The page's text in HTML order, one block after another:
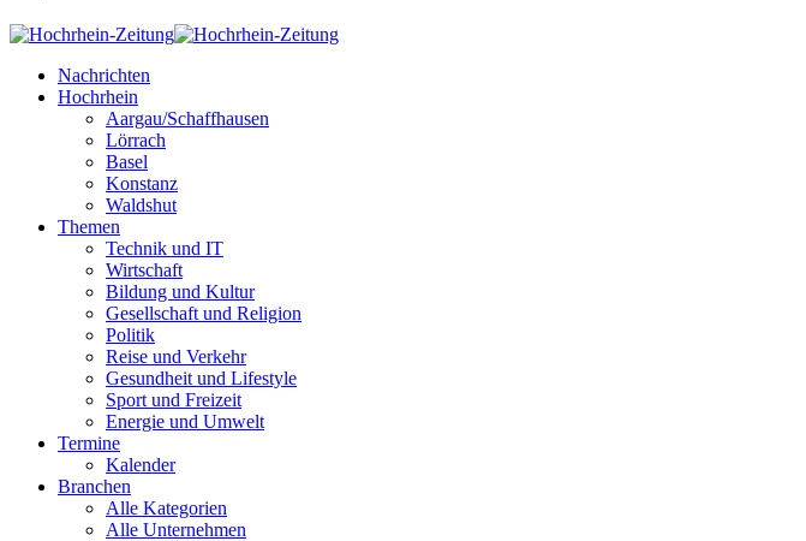
Nachrichten
Hochrhein
Aargau/Schaffhausen
Lörrach
Basel
Konstanz
Waldshut
Themen
Technik und IT
Wirtschaft
Bildung und Kultur
Gesellschaft und Religion
Politik
Reise und Verkehr
Gesundheit und Lifestyle
Sport und Freizeit
Energie und Umwelt
Termine
Kalender
Branchen
Alle Kategorien
Alle Unternehmen